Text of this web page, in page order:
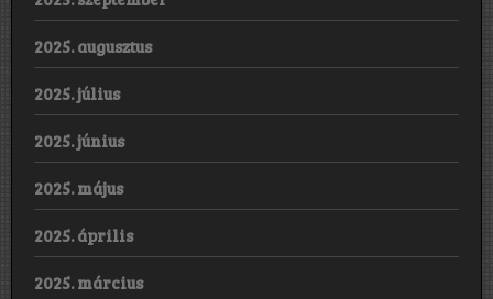
2025. augusztus
2025. július
2025. június
2025. május
2025. április
2025. március